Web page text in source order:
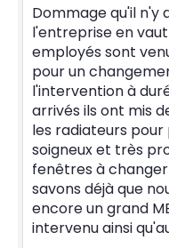
Dommage qu'il n'y
l'entreprise en
employés sont
pour un
l'intervention à
arrivés ils ont mis
les radiateurs
soigneux et très
fenêtres à
savons déjà que
encore un grand
intervenu ainsi